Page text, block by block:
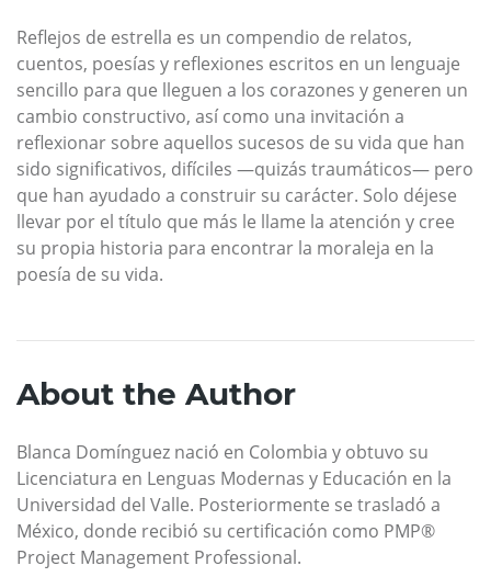
Reflejos de estrella es un compendio de relatos,
cuentos, poesías y reflexiones escritos en un lenguaje
sencillo para que lleguen a los corazones y generen un
cambio constructivo, así como una invitación a
reflexionar sobre aquellos sucesos de su vida que han
sido significativos, difíciles —quizás traumáticos— pero
que han ayudado a construir su carácter. Solo déjese
llevar por el título que más le llame la atención y cree
su propia historia para encontrar la moraleja en la
poesía de su vida.
About the Author
Blanca Domínguez nació en Colombia y obtuvo su
Licenciatura en Lenguas Modernas y Educación en la
Universidad del Valle. Posteriormente se trasladó a
México, donde recibió su certificación como PMP®
Project Management Professional.